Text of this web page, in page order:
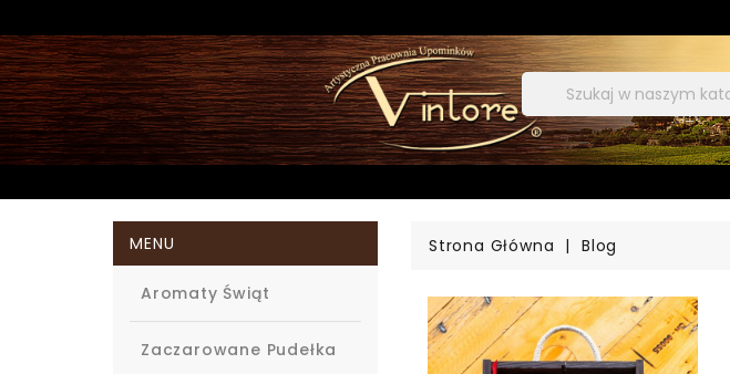
MENU
Aromaty Świąt
Zaczarowane Pudełka
Strona Główna Blog